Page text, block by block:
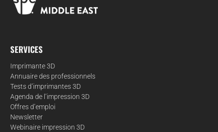
SERVICES
Imprimante 3D
Annuaire des professionnels
Tests d’imprimantes 3D
Agenda de l’impression 3D
Offres d’emploi
Newsletter
Webinaire impression 3D